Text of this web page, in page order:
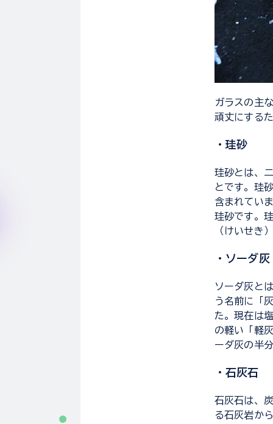
ガラスの主
頑丈にする
・珪砂
珪砂とは、
とです。珪
含まれてい
珪砂です。
（けいせき
・ソーダ灰
ソーダ灰と
う名前に「
た。現在は
の軽い「軽
ーダ灰の半
・石灰石
石灰石は、
る石灰岩か